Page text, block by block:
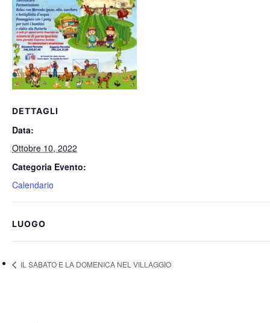
DETTAGLI
Data:
Ottobre 10, 2022
Categoria Evento:
Calendario
LUOGO
IL SABATO E LA DOMENICA NEL VILLAGGIO